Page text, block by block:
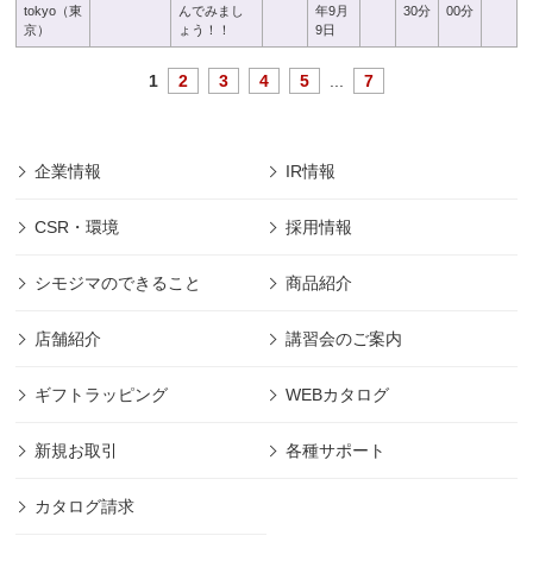
tokyo（東
京）
んでみまし
ょう！！
年9月
9日
30分
00分
1 2 3 4 5 7
企業情報 IR情報
CSR・環境 採用情報
シモジマのできること 商品紹介
店舗紹介 講習会のご案内
ギフトラッピング WEBカタログ
新規お取引 各種サポート
カタログ請求